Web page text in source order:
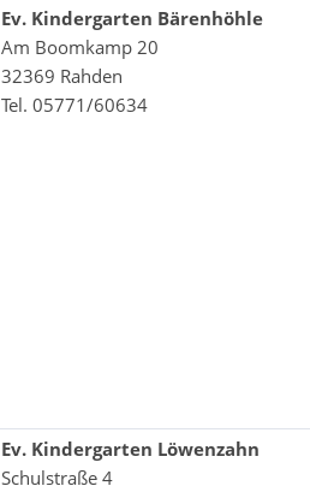
Ev. Kindergarten Bärenhöhle
Am Boomkamp 20
32369 Rahden
Tel. 05771/60634
Ev. Kindergarten Löwenzahn
Schulstraße 4